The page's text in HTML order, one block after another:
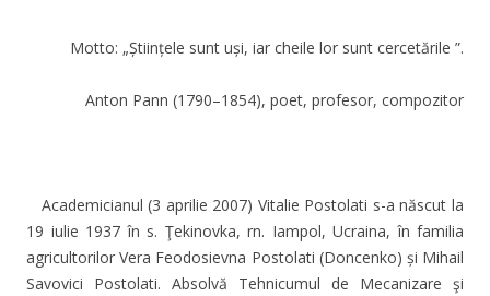
Motto: „Științele sunt uși, iar cheile lor sunt cercetările ”.
Anton Pann (1790–1854), poet, profesor, compozitor
Academicianul (3 aprilie 2007) Vitalie Postolati s-a născut la
19 iulie 1937 în s. Ţekinovka, rn. Iampol, Ucraina, în familia
agricultorilor Vera Feodosievna Postolati (Doncenko) și Mihail
Savovici Postolati. Absolvă Tehnicumul de Mecanizare şi